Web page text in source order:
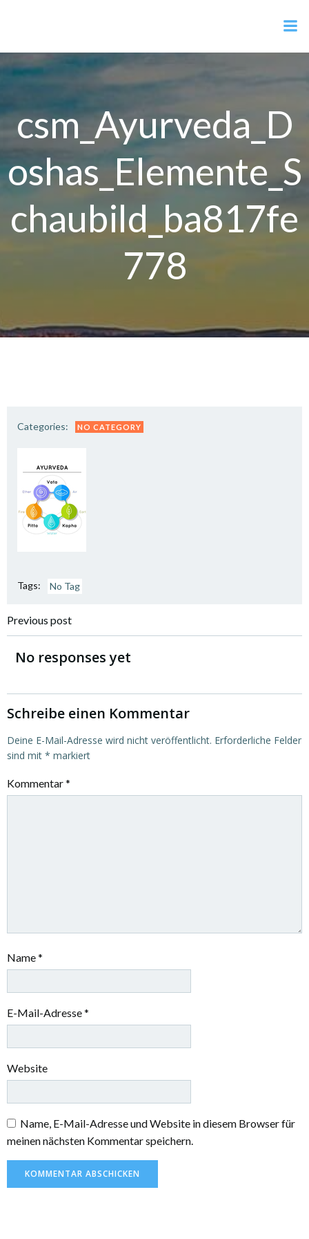
csm_Ayurveda_D
oshas_Elemente_S
chaubild_ba817fe
778
Categories: NO CATEGORY
Tags: No Tag
Post
navigation
Previous post
No responses yet
Schreibe einen Kommentar
Deine E-Mail-Adresse wird nicht veröffentlicht. Erforderliche Felder
sind mit * markiert
Kommentar*
Name*
E-Mail-Adresse*
Website
Name, E-Mail-Adresse und Website in diesem Browser für
meinen nächsten Kommentar speichern.